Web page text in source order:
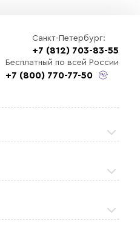
Санкт-Петербург:
+7 (812) 703-83-55
Бесплатный по всей России
+7 (800) 770-77-50